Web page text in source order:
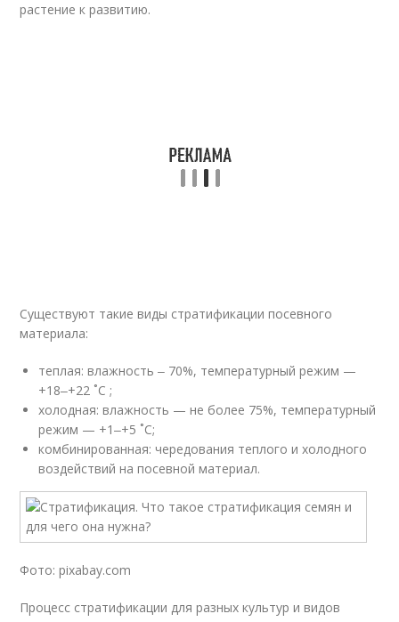
растение к развитию.
Существуют такие виды стратификации посевного
материала:
теплая: влажность ‒ 70%, температурный режим —
+18‒+22 ˚С ;
холодная: влажность — не более 75%, температурный
режим — +1‒+5 ˚С;
комбинированная: чередования теплого и холодного
воздействий на посевной материал.
Фото: pixabay.com
Процесс стратификации для разных культур и видов